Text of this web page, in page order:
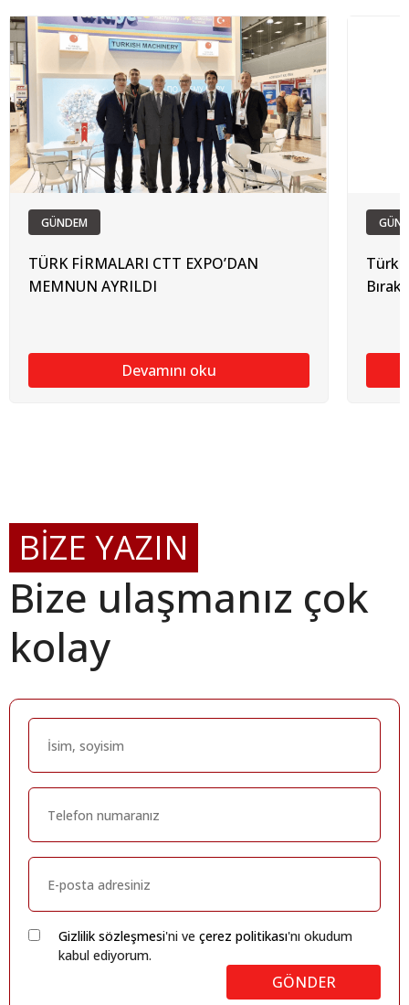
GÜNDEM
TÜRK FİRMALARI CTT EXPO’DAN
MEMNUN AYRILDI
Devamını oku
Türk
BİZE YAZIN
Bize ulaşmanız çok
kolay
Gizlilik sözleşmesi'ni ve çerez politikası'nı okudum
kabul ediyorum.
GÖNDER